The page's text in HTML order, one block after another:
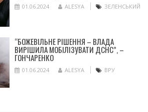
01.06.2024 ALESYA ЗЕЛЕНСЬКИЙ
“БОЖЕВІЛЬНЕ РІШЕННЯ – ВЛАДА
ВИРІШИЛА МОБІЛІЗУВАТИ ДСНС”, –
ГОНЧАРЕНКО
01.06.2024 ALESYA ВРУ